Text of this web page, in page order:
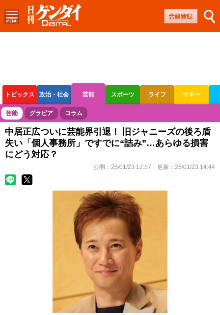
トピックス 政治・社会 芸能 スポーツ ライフ マネー
ボートレース 競輪 オートレース
芸能 グラビア コラム
中居正広ついに芸能界引退！ 旧ジャニーズの後ろ盾
失い「個人事務所」ですでに“詰み”…あらゆる損害
にどう対応？
公開： 25/01/23 12:57 更新： 25/01/23 14:44